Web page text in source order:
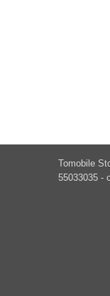
Tomobile
55033035 -